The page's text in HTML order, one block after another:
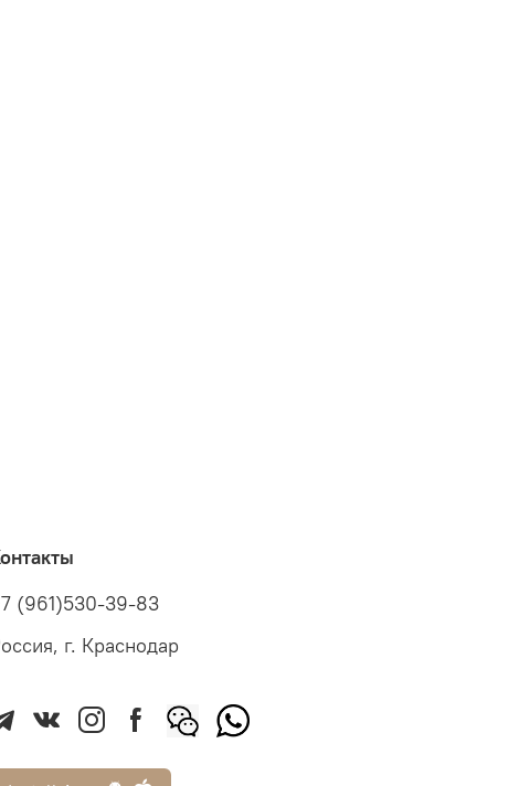
(961)530-39-83
г. Краснодар